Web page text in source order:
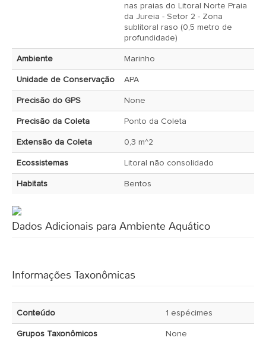
nas praias do Litoral Norte Praia
da Jureia - Setor 2 - Zona
sublitoral raso (0,5 metro de
profundidade)
Ambiente Marinho
Unidade de Conservação APA
Precisão do GPS None
Precisão da Coleta Ponto da Coleta
Extensão da Coleta 0,3 m^2
Ecossistemas Litoral não consolidado
Habitats Bentos
Dados Adicionais para Ambiente Aquático
Informações Taxonômicas
Conteúdo 1 espécimes
Grupos Taxonômicos None